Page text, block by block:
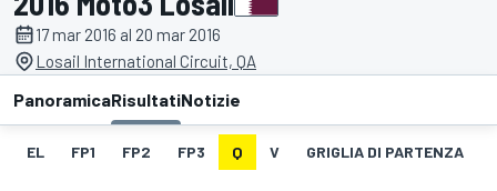
17 mar 2016 al 20 mar 2016
Losail International Circuit, QA
PanoramicaRisultatiNotizie
EL FP1 FP2 FP3 Q V GRIGLIA DI PARTENZA